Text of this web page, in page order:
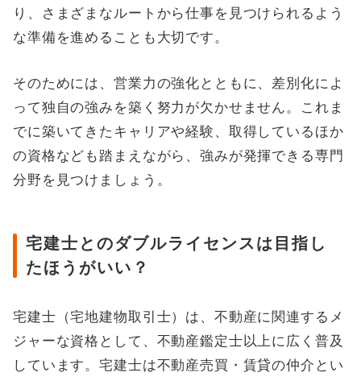
り、さまざまなルートから仕事を見つけられるよう
な準備を進めることも大切です。
そのためには、営業力の強化とともに、差別化によ
って独自の強みを築く努力が欠かせません。これま
でに築いてきたキャリアや経験、取得しているほか
の資格なども踏まえながら、強みが発揮できる専門
分野を見つけましょう。
宅建士とのダブルライセンスは目指し
たほうがいい？
宅建士（宅地建物取引士）は、不動産に関連するメ
ジャーな資格として、不動産鑑定士以上に広く普及
しています。宅建士は不動産売買・賃貸の仲介とい